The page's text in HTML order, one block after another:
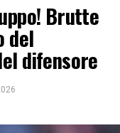
Brutte
del
difensore